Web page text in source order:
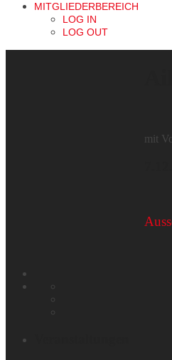
MITGLIEDERBEREICH
LOG IN
LOG OUT
mit